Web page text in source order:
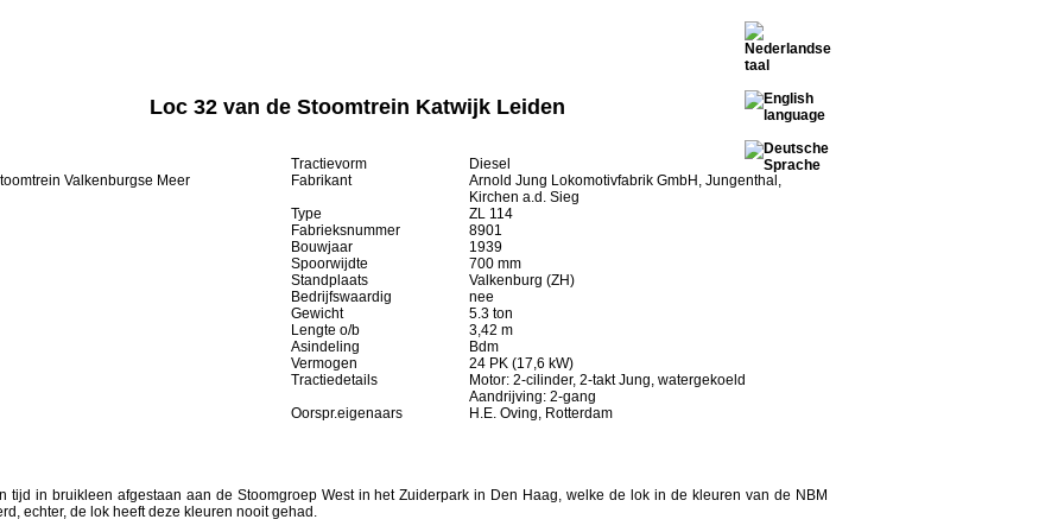
Loc 32 van de Stoomtrein Katwijk Leiden
Valkenburgse Meer
Tractievorm
Diesel
Fabrikant
Arnold Jung Lokomotivfabrik GmbH, Jungenthal,
Kirchen a.d. Sieg
Type
ZL 114
Fabrieksnummer
8901
Bouwjaar
1939
Spoorwijdte
700 mm
Standplaats
Valkenburg (ZH)
Bedrijfswaardig
nee
Gewicht
5.3 ton
Lengte o/b
3,42 m
Asindeling
Bdm
Vermogen
24 PK (17,6 kW)
Tractiedetails
Motor: 2-cilinder, 2-takt Jung, watergekoeld
Aandrijving: 2-gang
Oorspr.eigenaars
H.E. Oving, Rotterdam
tijd in bruikleen afgestaan aan de Stoomgroep West in het Zuiderpark in Den Haag, welke de lok in de kleuren van de NBM
echter, de lok heeft deze kleuren nooit gehad.